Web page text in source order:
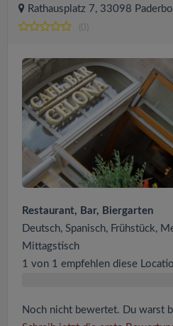
Rathausplatz 7, 33098
(0)
Restaurant, Bar, Biergarten
Deutsch, Spanisch, Frühstück,
Mittagstisch
1 von 1 empfehlen diese
Noch nicht bewertet. Du warst